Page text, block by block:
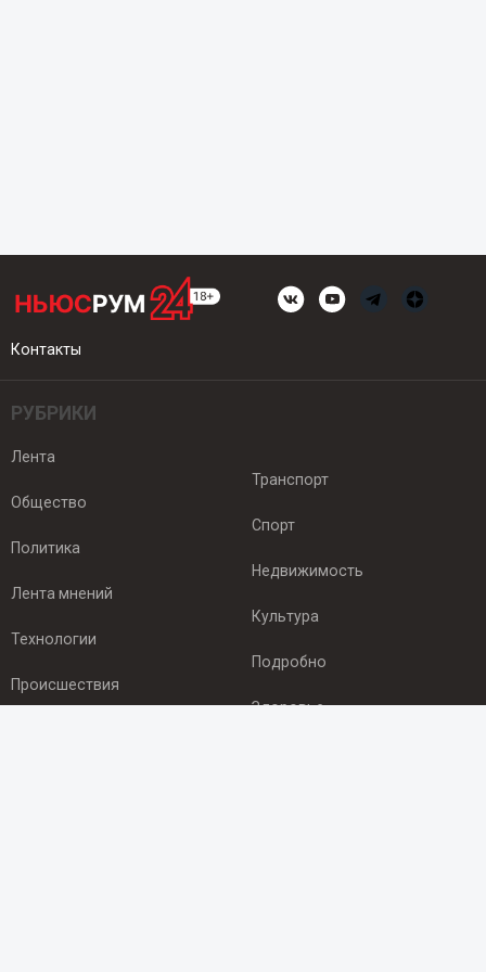
Контакты
РУБРИКИ
Лента
Общество
Политика
Лента мнений
Технологии
Происшествия
Транспорт
Спорт
Недвижимость
Культура
Подробно
Здоровье